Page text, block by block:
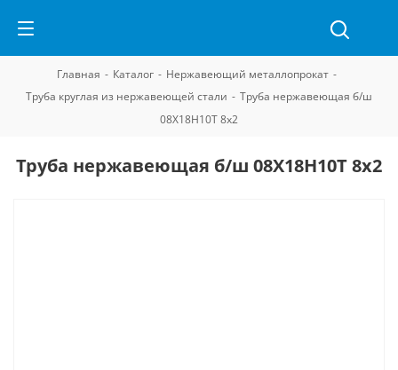
Главная - Каталог - Нержавеющий металлопрокат -
Труба круглая из нержавеющей стали - Труба нержавеющая б/ш
08Х18Н10Т 8х2
Труба нержавеющая б/ш 08Х18Н10Т 8х2